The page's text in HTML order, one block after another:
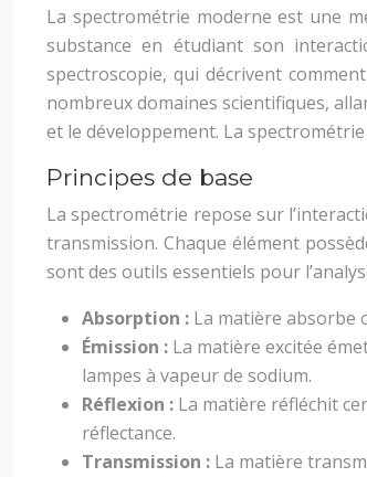
La spectrométrie moderne est une
substance en étudiant son
spectroscopie, qui décrivent
nombreux domaines scientifiques,
et le développement. La
Principes de base
La spectrométrie repose sur
transmission. Chaque élément
sont des outils essentiels pour
Absorption : La matière absorbe
Émission : La matière excitée
lampes à vapeur de sodium.
Réflexion : La matière réfléchit
réflectance.
Transmission : La matière